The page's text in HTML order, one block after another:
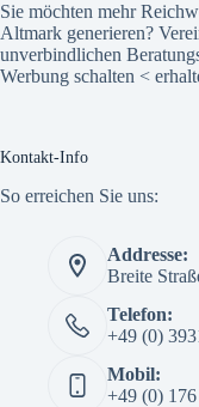
Sie möchten mehr
Altmark generieren?
unverbindlichen
Werbung schalten <
Kontakt-Info
So erreichen Sie uns:
Addresse:
Breite
Telefon:
+49 (0)
Mobil:
+49 (0)